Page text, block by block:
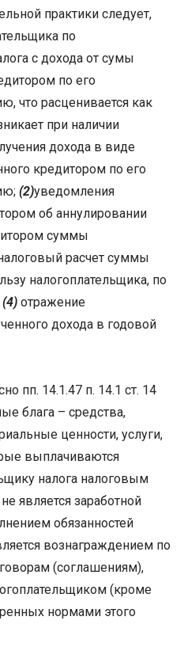
практики следует,
по
с дохода от сумы
по его
что расценивается как
при наличии
дохода в виде
кредитором по его
(2)уведомления
об аннулировании
суммы
расчет суммы
налогоплательщика, по
(4) отражение
дохода в годовой
пп. 14.1.47 п. 14.1 ст. 14
блага – средства,
ценности, услуги,
выплачиваются
налога налоговым
является заработной
обязанностей
вознаграждением по
(соглашениям),
(кроме
нормами этого